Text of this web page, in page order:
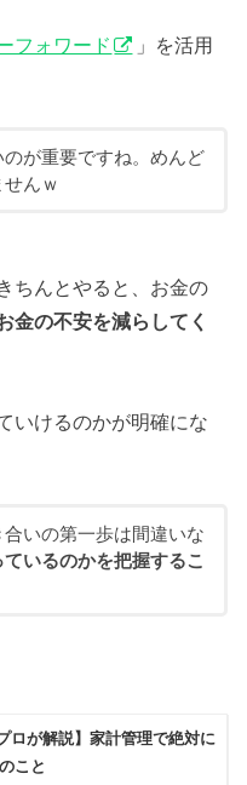
フォワード
」を活用
が重要ですね。めんど
せんｗ
ちんとやると、お金の
金の不安を減らしてく
いけるのかが明確にな
いの第一歩は間違いな
いるのかを把握するこ
ロが解説】家計管理で絶対に
こと